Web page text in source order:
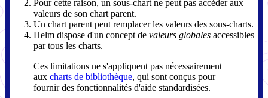
Pour cette raison, un sous-chart ne peut pas accéder aux
valeurs de son chart parent.
Un chart parent peut remplacer les valeurs des sous-charts.
Helm dispose d'un concept de valeurs globales accessibles
par tous les charts.
Ces limitations ne s'appliquent pas nécessairement
aux charts de bibliothèque, qui sont conçus pour
fournir des fonctionnalités d'aide standardisées.